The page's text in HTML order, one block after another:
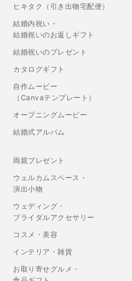
ヒキタク（引き出物宅配便）
結婚内祝い・
結婚祝いのお返しギフト
結婚祝いのプレゼント
カタログギフト
自作ムービー
（Canvaテンプレート）
オープニングムービー
結婚式アルバム
両親プレゼント
ウェルカムスペース・
演出小物
ウェディング・
ブライダルアクセサリー
コスメ・美容
インテリア・雑貨
お取り寄せグルメ・